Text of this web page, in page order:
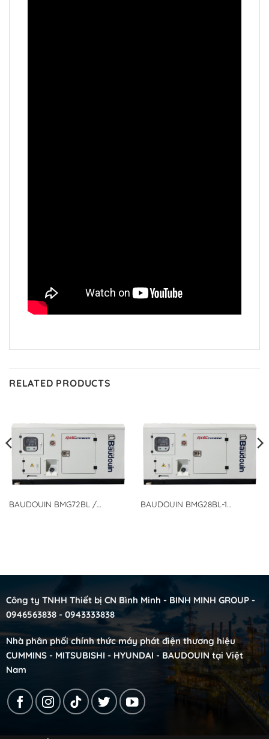
RELATED PRODUCTS
BAUDOUIN BMG72BL /
BAUDOUIN BMG28BL-1
Công ty TNHH Thiết bị CN Bình Minh - BINH MINH GROUP -
0946563838 - 0943333838
Nhà phân phối chính thức máy phát điện thương hiệu
CUMMINS - MITSUBISHI - HYUNDAI - BAUDOUIN tại Việt
Nam